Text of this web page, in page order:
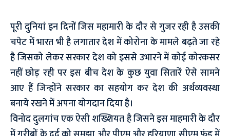
पूरी दुनियां इन दिनों जिस महामारी के दौर से गुजर रही है उसकी
चपेट में भारत भी है लगातार देश में कोरोना के मामले बढ़ते जा रहे
है जिसको लेकर सरकार देश को इससे उभारने में कोई कोरकसर
नहीं छोड़ रही पर इस बीच देश के कुछ युवा सितारें ऐसे सामने
आए हैं जिन्होंने सरकार का सहयोग कर देश की अर्थव्यवस्था
बनाये रखने में अपना योगदान दिया है।
विनोद दुलगांच एक ऐसी शख्शियत है जिसने इस माहमारी के दौर